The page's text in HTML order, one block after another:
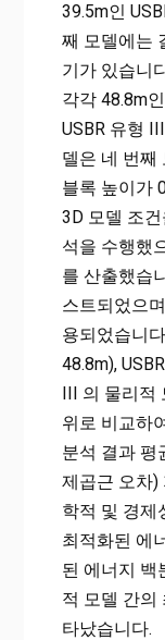
39.5m인
째 모델에는
기가 있습니
각각 48.8m
USBR 유형
델은 네 번째
블록 높이가
3D 모델 조
석을 수행했
를 산출했습
스트되었으
용되었습니
48.8m),
III 의 물리적
위로 비교하
분석 결과 평
제곱근 오차)
학적 및 경제
최적화된 에
된 에너지 백
적 모델 간의
타났습니다.